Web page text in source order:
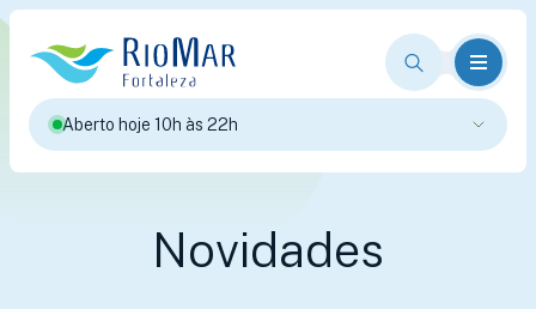
Aberto hoje 10h às 22h
Novidades